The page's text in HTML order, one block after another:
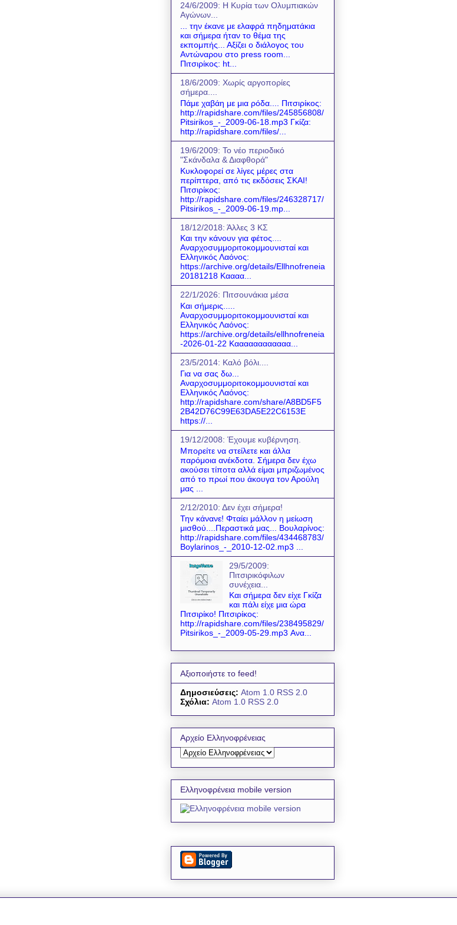
24/6/2009: Η Κυρία των Ολυμπιακών
Αγώνων...
... την έκανε με ελαφρά πηδηματάκια
και σήμερα ήταν το θέμα της
εκπομπής... Αξίζει ο διάλογος του
Αντώναρου στο press room...
Πιτσιρίκος: ht...
18/6/2009: Χωρίς αργοπορίες
σήμερα....
Πάμε χαβάη με μια ρόδα.... Πιτσιρίκος:
http://rapidshare.com/files/245856808/
Pitsirikos_-_2009-06-18.mp3 Γκίζα:
http://rapidshare.com/files/...
19/6/2009: Το νέο περιοδικό
"Σκάνδαλα & Διαφθορά"
Κυκλοφορεί σε λίγες μέρες στα
περίπτερα, από τις εκδόσεις ΣΚΑΙ!
Πιτσιρίκος:
http://rapidshare.com/files/246328717/
Pitsirikos_-_2009-06-19.mp...
18/12/2018: Άλλες 3 ΚΣ
Και την κάνουν για φέτος....
Αναρχοσυμμοριτοκομμουνισταί και
Ελληνικός Λαόνος:
https://archive.org/details/Ellhnofreneia
20181218 Καααα...
22/1/2026: Πιτσουνάκια μέσα
Και σήμερις.....
Αναρχοσυμμοριτοκομμουνισταί και
Ελληνικός Λαόνος:
https://archive.org/details/ellhnofreneia
-2026-01-22 Καααααααααααα...
23/5/2014: Καλό βόλι....
Για να σας δω...
Αναρχοσυμμοριτοκομμουνισταί και
Ελληνικός Λαόνος:
http://rapidshare.com/share/A8BD5F5
2B42D76C99E63DA5E22C6153E
https://...
19/12/2008: Έχουμε κυβέρνηση.
Μπορείτε να στείλετε και άλλα
παρόμοια ανέκδοτα. Σήμερα δεν έχω
ακούσει τίποτα αλλά είμαι μπριζωμένος
από το πρωί που άκουγα τον Αρούλη
μας ...
2/12/2010: Δεν έχει σήμερα!
Την κάνανε! Φταίει μάλλον η μείωση
μισθού....Περαστικά μας... Βουλαρίνος:
http://rapidshare.com/files/434468783/
Boylarinos_-_2010-12-02.mp3 ...
29/5/2009:
Πιτσιρικόφιλων
συνέχεια...
Και σήμερα δεν είχε Γκίζα
και πάλι είχε μια ώρα
Πιτσιρίκο! Πιτσιρίκος:
http://rapidshare.com/files/238495829/
Pitsirikos_-_2009-05-29.mp3 Ανα...
Αξιοποιήστε το feed!
Δημοσιεύσεις: Atom 1.0 RSS 2.0
Σχόλια: Atom 1.0 RSS 2.0
Αρχείο Ελληνοφρένειας
Ελληνοφρένεια mobile version